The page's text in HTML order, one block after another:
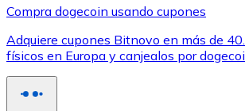
Compra dogecoin usando cupones
Adquiere cupones Bitnovo en más de
físicos en Europa y canjealos por